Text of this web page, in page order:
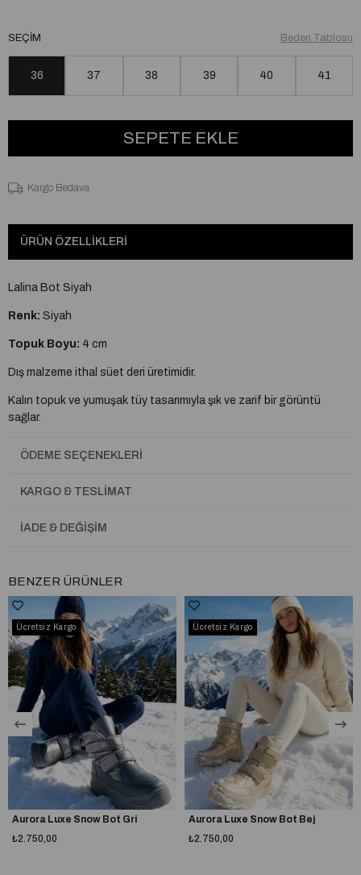
Beden Tablosu
SEÇIM
36 37 38 39 40 41
Kargo Bedava
ÜRÜN ÖZELLIKLERI
Lalina Bot Siyah
Renk: Siyah
Topuk Boyu: 4 cm
Dış malzeme ithal süet deri üretimidir.
Kalın topuk ve yumuşak tüy tasarımıyla şık ve zarif bir görüntü
sağlar.
deneyim sunar.
Çift kat sıcak astar ve kışlık termal taban ile sonbahar-kış aylarında
Ürün iç kısmı tüy dökmez ve dayanıklı malzemeden üretilmiştir.
oluşmaktadır.
Aksesuarlar renk değiştirme, dökülme ve kararma yapmaz.
Özel kaymaz taban sayesinde kullanımı kolaydır.
4 cm topuk yüksekliği ile günlük kullanıma uygundur.
Tam kalıptır, kendi ayak numaranızı almanız önerilir.
Taraklı yapıya veya buçuklu numaraya sahipseniz bir numara büyük
almanız tavsiye edilir.
%100 yerli üretim
A plus kalite kusursuz işçilik
ÖDEME SEÇENEKLERI
KARGO & TESLIMAT
İADE & DEĞIŞIM
BENZER ÜRÜNLER
Aurora Luxe Snow Bot Gri
₺2.750,00
Ücretsiz Kargo
Aurora Luxe Snow Bot Bej
₺2.750,00
Ücretsiz Kargo